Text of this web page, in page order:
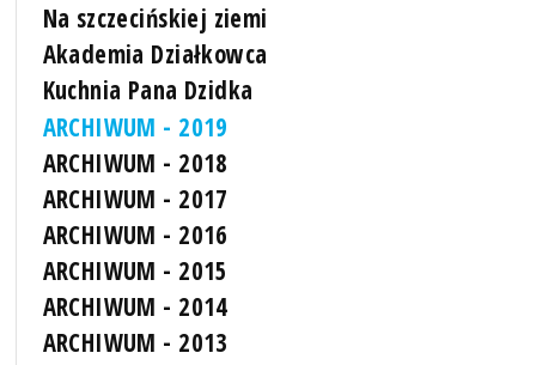
Na szczecińskiej ziemi
Akademia Działkowca
Kuchnia Pana Dzidka
ARCHIWUM - 2019
ARCHIWUM - 2018
ARCHIWUM - 2017
ARCHIWUM - 2016
ARCHIWUM - 2015
ARCHIWUM - 2014
ARCHIWUM - 2013